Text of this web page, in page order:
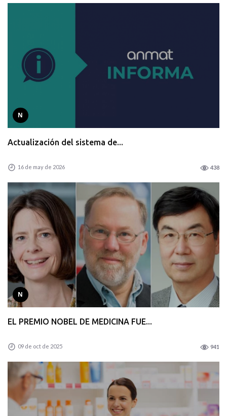
N
Actualización del sistema de...
16 de may de 2026 438
N
EL PREMIO NOBEL DE MEDICINA FUE...
09 de oct de 2025 941